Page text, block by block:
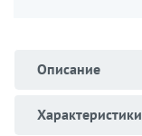
Описание
Характеристики